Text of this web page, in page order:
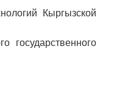
Кыргызской
государственного